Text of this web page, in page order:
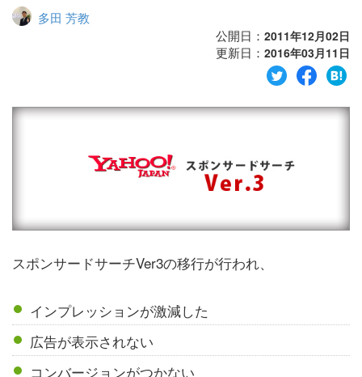
広告代理店・HP制作会社様へ
お問い合わせ
多田 芳教
公開日： 2011年12月02日
更新日： 2016年03月11日
スポンサードサーチVer3の移行が行われ、
インプレッションが激減した
広告が表示されない
コンバージョンがつかない